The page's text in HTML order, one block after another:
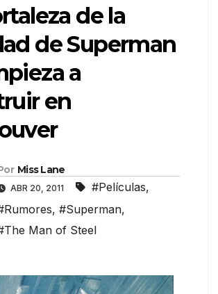
de la
de Superman
a
en
Miss Lane
ABR 20, 2011 #Películas,
, #Superman,
Man of Steel